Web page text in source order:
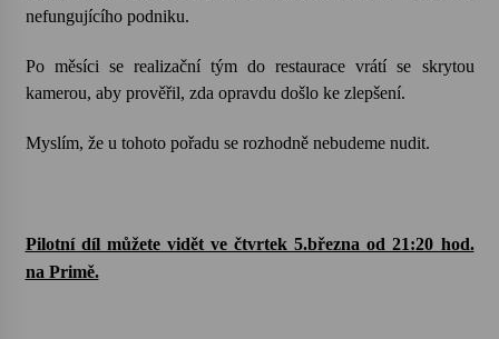
Želiv
3. 7. 2026
nefungujícího podniku.
Po měsíci se realizační tým do restaurace vrátí se skrytou
kamerou, aby prověřil, zda opravdu došlo ke zlepšení.
Myslím, že u tohoto pořadu se rozhodně nebudeme nudit.
Pilotní díl můžete vidět ve čtvrtek 5.března od 21:20 hod.
na Primě.